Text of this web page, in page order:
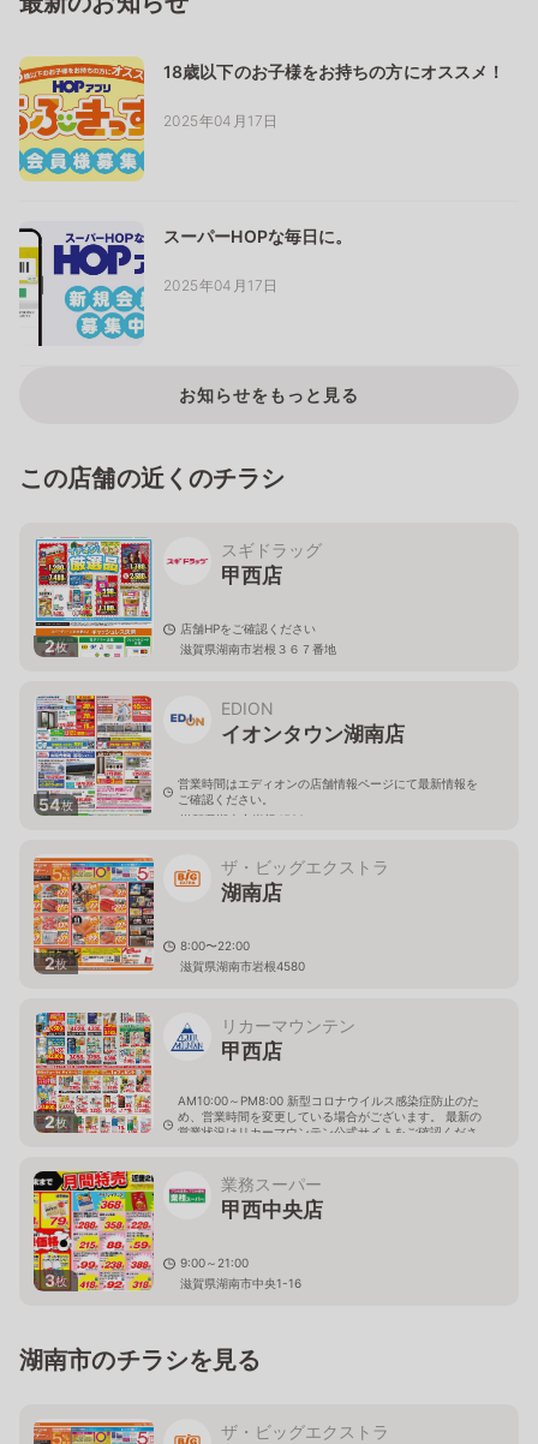
18歳以下のお子様をお持ちの方にオススメ！
2025年04月17日
スーパーHOPな毎日に。
2025年04月17日
お知らせをもっと見る
この店舗の近くのチラシ
2枚
スギドラッグ
甲西店
店舗HPをご確認ください
滋賀県湖南市岩根３６７番地
54枚
EDION
イオンタウン湖南店
営業時間はエディオンの店舗情報ページにて最新情報を
ご確認ください。
滋賀県湖南市岩根4580
2枚
ザ・ビッグエクストラ
湖南店
8:00〜22:00
滋賀県湖南市岩根4580
2枚
リカーマウンテン
甲西店
AM10:00～PM8:00 新型コロナウイルス感染症防止のた
め、営業時間を変更している場合がございます。 最新の
営業状況はリカーマウンテン公式サイトをご確認くださ
3枚
業務スーパー
甲西中央店
9:00～21:00
滋賀県湖南市中央1-16
湖南市のチラシを見る
ザ・ビッグエクストラ